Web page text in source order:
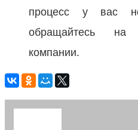
процесс у вас
обращайтесь
компании.